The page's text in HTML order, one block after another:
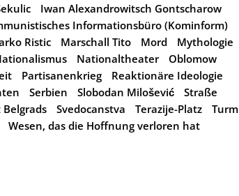
Iwan Alexandrowitsch Gontscharow
Informationsbüro (Kominform)
Ristic Marschall Tito Mord
Mythologie
Nationaltheater
Oblomow
Partisanenkrieg
Reaktionäre Ideologie
Serbien Slobodan Milošević
Straße
Svedocanstva Terazije-Platz
Turm
Wesen, das die Hoffnung verloren hat